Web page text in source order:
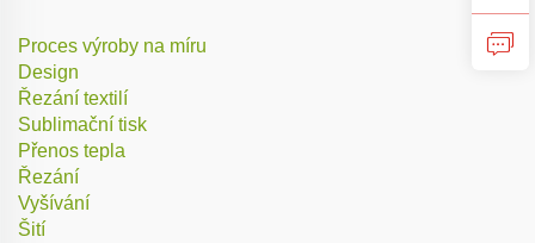
Proces výroby na míru
Design
Řezání textilí
Sublimační tisk
Přenos tepla
Řezání
Vyšívání
Šití